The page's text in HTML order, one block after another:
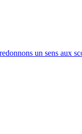
un sens aux